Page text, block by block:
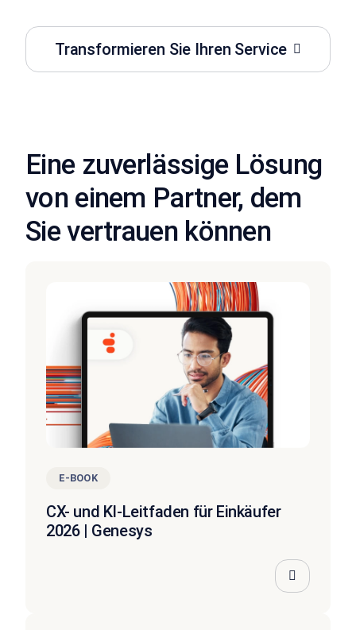
Transformieren Sie Ihren Service
Eine zuverlässige Lösung
von einem Partner, dem
Sie vertrauen können
E-BOOK
CX- und KI-Leitfaden für Einkäufer
2026 | Genesys